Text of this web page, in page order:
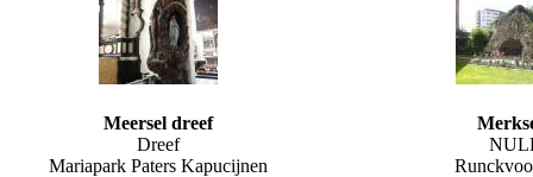
Meersel dreef
Dreef
Mariapark Paters Kapucijnen